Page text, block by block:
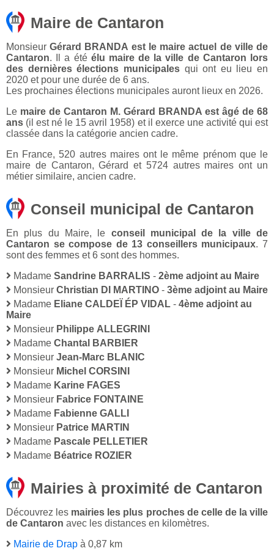
Maire de Cantaron
MonsieurGérard BRANDA est le maire actuel de ville de
Cantaron. Il a été élu maire de la ville de Cantaron lors
des dernières élections municipalesqui ont eu lieu en
2020 et pour une durée de 6 ans.
Les prochaines élections municipales auront lieux en 2026.
Le maire de Cantaron M. Gérard BRANDA est âgé de 68
ans (il est né le 15 avril 1958) et il exerce une activité qui est
classée dans la catégorie ancien cadre.
En France, 520 autres maires ont le même prénom que le
maire de Cantaron, Gérard et 5724 autres maires ont un
métier similaire, ancien cadre.
Conseil municipal de Cantaron
En plus du Maire, le conseil municipal de la ville de
Cantaron se compose de 13 conseillers municipaux. 7
sont des femmes et 6 sont des hommes.
Madame Sandrine BARRALIS - 2ème adjoint au Maire
Monsieur Christian DI MARTINO - 3ème adjoint au Maire
Madame Eliane CALDEÏ ÉP VIDAL - 4ème adjoint au
Maire
Monsieur Philippe ALLEGRINI
Madame Chantal BARBIER
Monsieur Jean-Marc BLANIC
Monsieur Michel CORSINI
Madame Karine FAGES
Monsieur Fabrice FONTAINE
Madame Fabienne GALLI
Monsieur Patrice MARTIN
Madame Pascale PELLETIER
Madame Béatrice ROZIER
Mairies à proximité de Cantaron
Découvrez les mairies les plus proches de celle de la ville
de Cantaron avec les distances en kilomètres.
Mairie de Drap à 0,87 km